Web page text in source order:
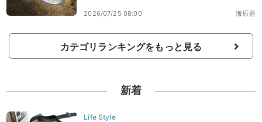
海原藍
2026/07/25 08:00
カテゴリランキングをもっと見る
新着